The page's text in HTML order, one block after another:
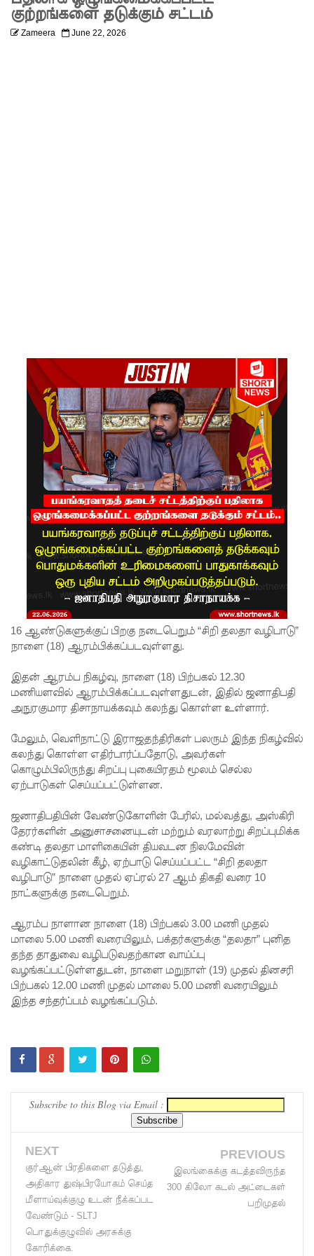
பற்றிய
கருத்து -
ங்கள்
குறித்து
உலமா
சபைக்கும்
தெளிவூட்
டிய நீதி
அமைச்சர்
ஹர்ஷண
நாணயக்
நோயாளர்
களின்
எண்ணிக்
நெருங்குகி
றது: 65
தமிழ்பேசு
ம்
மக்களின்
அரசியல்
ல்
இணையு
மாறு
ரவூப்
அழைப்பு!
22ஆவது
அரசியல
மைப்புச்
சீர்திருத்த
ம்
சர்வாதிகா
குற்றங்களை தடுக்கும் சட்டம்
Zameera June 22, 2026
16 ஆண்டுகளுக்குப் பிறகு நடைபெறும் “சிறி தலதா வழிபாடு”
நாளை (18) ஆரம்பிக்கப்படவுள்ளது.
இதன் ஆரம்ப நிகழ்வு, நாளை (18) பிற்பகல் 12.30
மணியளவில் ஆரம்பிக்கப்படவுள்ளதுடன், இதில் ஜனாதிபதி
அநுரகுமார திசாநாயக்கவும் கலந்து கொள்ள உள்ளார்.
மேலும், வெளிநாட்டு இராஜதந்திரிகள் பலரும் இந்த நிகழ்வில்
கலந்து கொள்ள எதிர்பார்ப்பதோடு, அவர்கள்
கொழும்பிலிருந்து சிறப்பு புகையிரதம் மூலம் செல்ல
ஏற்பாடுகள் செய்யப்பட்டுள்ளன.
ஜனாதிபதியின் வேண்டுகோளின் பேரில், மல்வத்து, அஸ்கிரி
தேரர்களின் அனுசாசனையுடன் மற்றும் வரலாற்று சிறப்புமிக்க
கண்டி தலதா மாளிகையின் தியவடன நிலமேவின்
வழிகாட்டுதலின் கீழ், ஏற்பாடு செய்யப்பட்ட “சிறி தலதா
வழிபாடு” நாளை முதல் ஏப்ரல் 27 ஆம் திகதி வரை 10
நாட்களுக்கு நடைபெறும்.
ஆரம்ப நாளான நாளை (18) பிற்பகல் 3.00 மணி முதல்
மாலை 5.00 மணி வரையிலும், பக்தர்களுக்கு “தலதா” புனித
தந்த தாதுவை வழிபடுவதற்கான வாய்ப்பு
வழங்கப்பட்டுள்ளதுடன், நாளை மறுநாள் (19) முதல் தினசரி
பிற்பகல் 12.00 மணி முதல் மாலை 5.00 மணி வரையிலும்
இந்த சந்தர்ப்பம் வழங்கப்படும்.
Subscribe to this Blog via Email :
NEXT
குர்ஆன் பிரதிகளை தடுத்து,
அதிகார துஷ்பிரயோகம் செய்த
மீளாய்வுக்குழு உடன் நீக்கப்பட
வேண்டும் - SLTJ
பொதுக்குழுவில் அரசுக்கு
கோரிக்கை.
PREVIOUS
இலங்கைக்கு கடத்தவிருந்த
300 கிலோ கடல் அட்டைகள்
பறிமுதல்